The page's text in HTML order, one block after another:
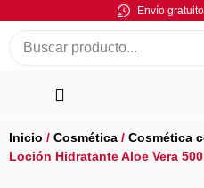
Envío
Inicio / Cosmética / Cosmética
Loción Hidratante Aloe Vera